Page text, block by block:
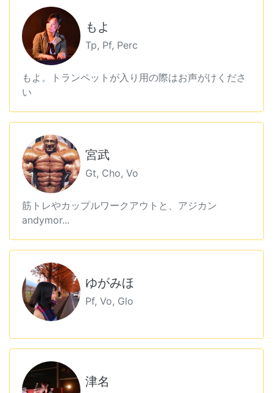
もよ
Tp, Pf, Perc
もよ。トランペットが入り用の際はお声がけくださ
い
宮武
Gt, Cho, Vo
筋トレやカップルワークアウトと、アジカン
andymor...
ゆがみほ
Pf, Vo, Glo
津名